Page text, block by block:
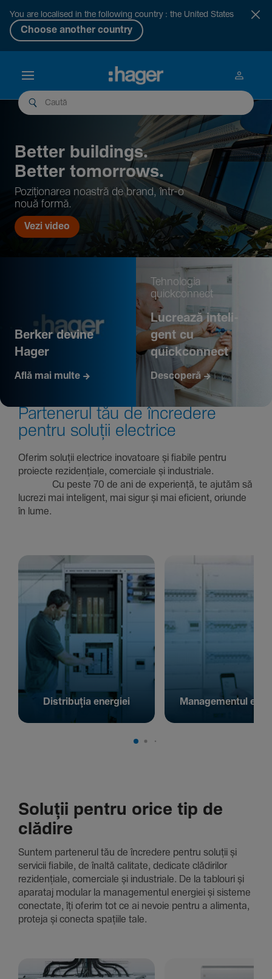
You are localised in the following country : the United States
Choose another country
Better buil­dings.
Better tomor­rows.
Pozi­țio­narea noastră de brand, într-o
nouă formă.
Vezi video
Berker devine
Hager
Află mai multe
Tehno­logia
quickconnect
Lucrează inte­li­
gent cu
quickconnect
Descoperă
Parte­nerul tău de încre­dere
pentru soluții electrice
Oferim soluții electrice inova­toare și fiabile pentru
proiecte rezi­den­țiale, comer­ciale și indus­triale.
Cu peste 70 de ani de expe­riență, te ajutăm să
lucrezi mai inte­li­gent, mai sigur și mai eficient, oriunde
în lume.
Distribuția energiei Managementul
Soluții pentru orice tip de
clădire
Suntem parte­nerul tău de încre­dere pentru soluții și
servicii fiabile, de înaltă cali­tate, dedi­cate clădi­rilor
rezi­den­țiale, comer­ciale și indus­triale. De la tablouri și
aparataj modular la managementul energiei și sisteme
conec­tate, îți oferim tot ce ai nevoie pentru a alimenta,
proteja și conecta spațiile tale.